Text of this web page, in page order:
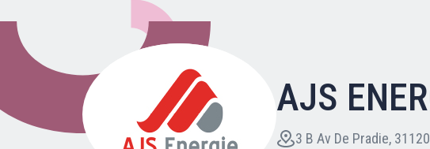
Nous rejoindre
Extranet
AJS
3 B Av De Pradie,